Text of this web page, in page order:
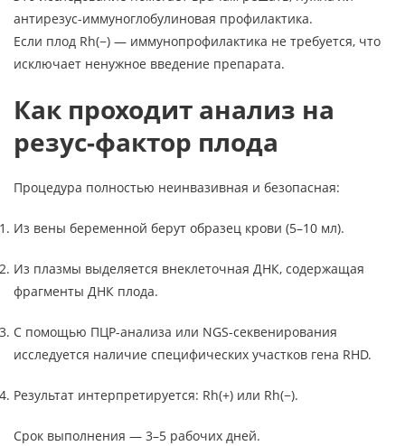
антирезус-иммуноглобулиновая профилактика.
Если плод Rh(−) — иммунопрофилактика не требуется, что
исключает ненужное введение препарата.
Как проходит анализ на
резус-фактор плода
Процедура полностью неинвазивная и безопасная:
Из вены беременной берут образец крови (5–10 мл).
Из плазмы выделяется внеклеточная ДНК, содержащая
фрагменты ДНК плода.
С помощью ПЦР-анализа или NGS-секвенирования
исследуется наличие специфических участков гена RHD.
Результат интерпретируется: Rh(+) или Rh(−).
Срок выполнения — 3–5 рабочих дней.